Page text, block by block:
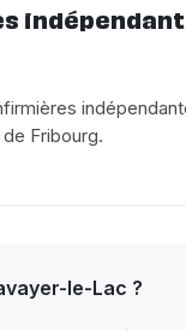
Fribourg.
le-Lac ?